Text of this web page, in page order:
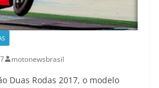
motonewsbrasil
Duas Rodas 2017, o modelo